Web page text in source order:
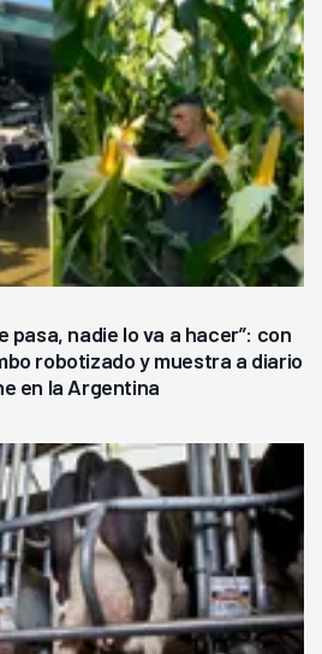
pasa, nadie lo va a hacer”: con
robotizado y muestra a diario
en la Argentina